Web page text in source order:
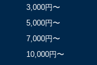
3,000円〜
5,000円〜
7,000円〜
10,000円〜